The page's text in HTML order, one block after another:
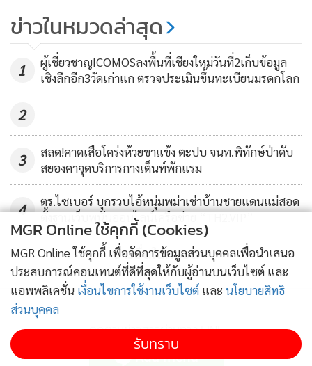
ข่าวในหมวดล่าสุด
1
ผู้เชี่ยวชาญICOMOSลงพื้นที่เชียงใหม่วันที่2เก็บข้อมูล
เชิงลึกอีก3วัดเก่าแก ตรวจประเมินขึ้นทะเบียนมรดกโลก
2
3
สลด!คาดเสือโคร่งห้วยขาแข้ง ตะปบ จนท.พิทักษ์ป่าดับ
สยองคาจุดบริการกางเต็นท์พักแรม
4
ตร.ไซเบอร์ บุกรวบไอ้หนุ่มพม่าเช่าบ้านชายแดนแม่สอด
ตั้งฐานเว็บพนันออนไลน์เครือข่าย “TH2.VIP”
ข่าวอื่นในหมวด
ติดตามข่าวสารผ่านทาง LINE
MGR Online ใช้คุกกี้ (Cookies)
MGR Online ใช้คุกกี้ เพื่อจัดการข้อมูลส่วนบุคคลเพื่อนำเสนอ
ประสบการณ์คอนเทนต์ที่ดีที่สุดให้กับผู้อ่านบนเว็บไซต์ และ
แอพพลิเคชั่น เงื่อนไขการใช้งานเว็บไซต์ และ นโยบายสิทธิ
ส่วนบุคคล
รับทราบ